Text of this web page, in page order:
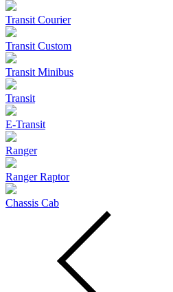
Transit Courier
Transit Custom
Transit Minibus
Transit
E-Transit
Ranger
Ranger Raptor
Chassis Cab